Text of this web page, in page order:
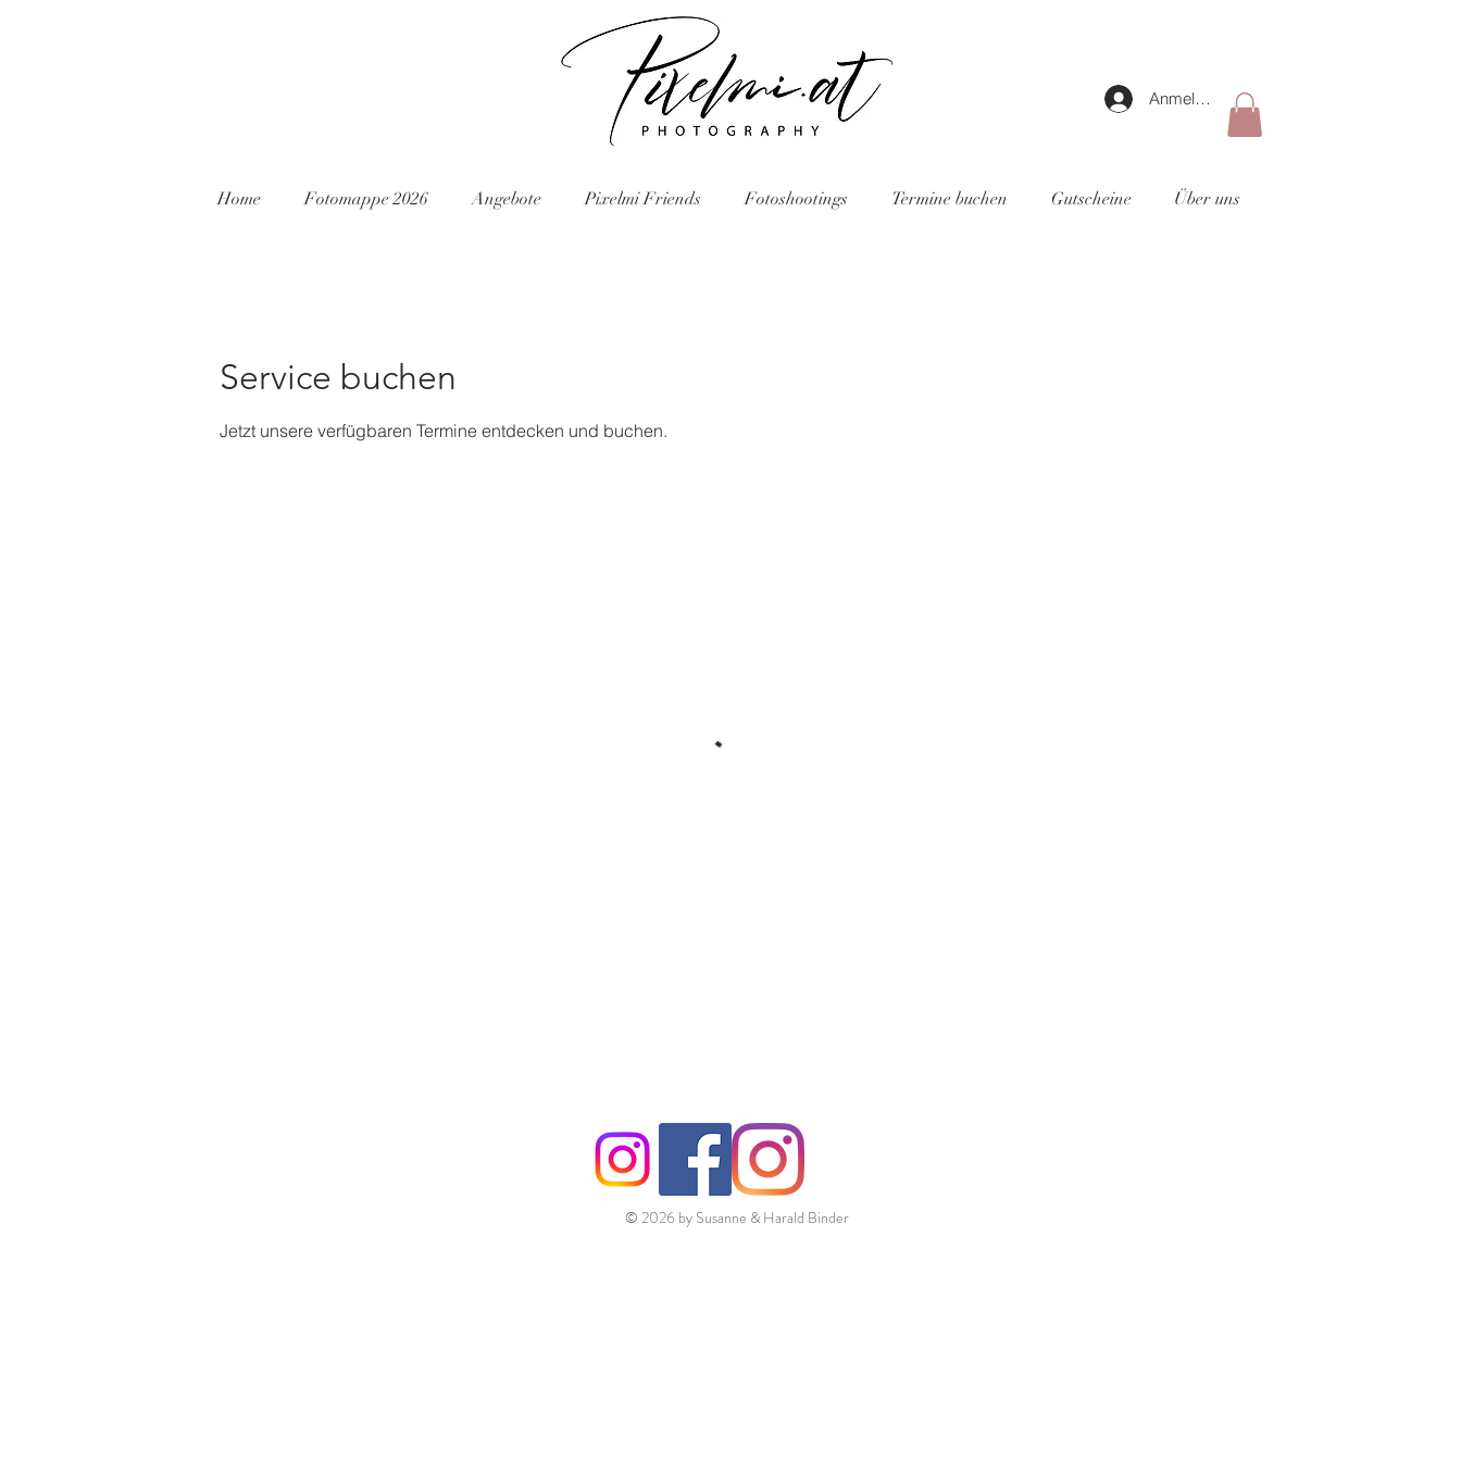
Anmelden
Home Fotomappe 2026 Angebote Pixelmi Friends Fotoshootings Termine buchen Gutscheine Über uns
Service buchen
Jetzt unsere verfügbaren Termine entdecken und buchen.
© 2026 by Susanne & Harald Binder